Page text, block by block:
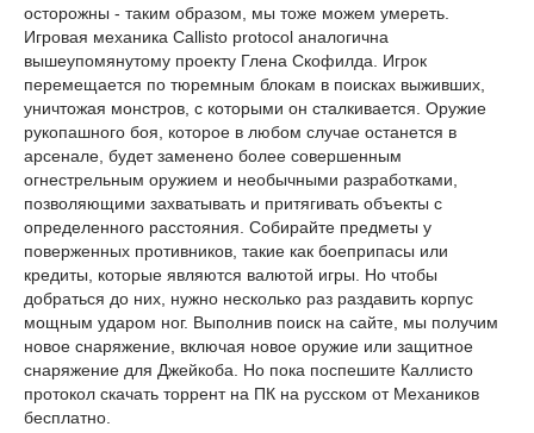
осторожны - таким образом, мы тоже можем умереть.
Игровая механика Callisto protocol аналогична
вышеупомянутому проекту Глена Скофилда. Игрок
перемещается по тюремным блокам в поисках выживших,
уничтожая монстров, с которыми он сталкивается. Оружие
рукопашного боя, которое в любом случае останется в
арсенале, будет заменено более совершенным
огнестрельным оружием и необычными разработками,
позволяющими захватывать и притягивать объекты с
определенного расстояния. Собирайте предметы у
поверженных противников, такие как боеприпасы или
кредиты, которые являются валютой игры. Но чтобы
добраться до них, нужно несколько раз раздавить корпус
мощным ударом ног. Выполнив поиск на сайте, мы получим
новое снаряжение, включая новое оружие или защитное
снаряжение для Джейкоба. Но пока поспешите Каллисто
протокол скачать торрент на ПК на русском от Механиков
бесплатно.